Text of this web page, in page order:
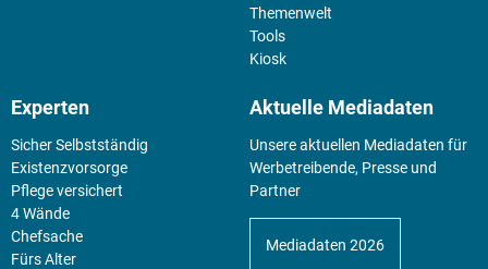
Themenwelt
Tools
Kiosk
Experten
Sicher Selbstständig
Existenz­vorsorge
Pflege versichert
4 Wände
Chefsache
Fürs Alter
Aktuelle Mediadaten
Unsere aktuellen Mediadaten für
Werbetreibende, Presse und
Partner
Mediadaten 2026